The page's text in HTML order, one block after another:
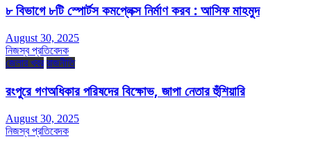
৮ বিভাগে ৮টি স্পোর্টস কমপ্লেক্স নির্মাণ করব : আসিফ মাহমুদ
August 30, 2025
নিজস্ব প্রতিবেদক
জেলার খবর রাজনীতি
রংপুরে গণঅধিকার পরিষদের বিক্ষোভ, জাপা নেতার হুঁশিয়ারি
August 30, 2025
নিজস্ব প্রতিবেদক